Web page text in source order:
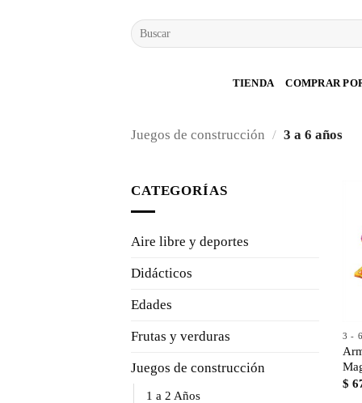
Buscar
por:
TIENDA COMPRAR
Juegos de construcción / 3 a 6 años
CATEGORÍAS
Aire libre y deportes
Didácticos
Edades
Frutas y verduras
Juegos de construcción
1 a 2 Años
3 -
$